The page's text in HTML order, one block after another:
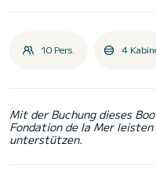
10 Pers. 4
Mit der Buchung dieses
Fondation de la Mer
unterstützen.